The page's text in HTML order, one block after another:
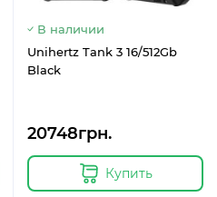
В наличии
Unihertz Tank 3 16/512Gb
Black
20748грн.
Купить